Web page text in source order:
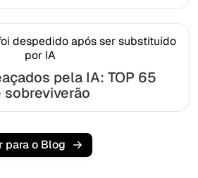
pela IA: TOP 65
para o Blog